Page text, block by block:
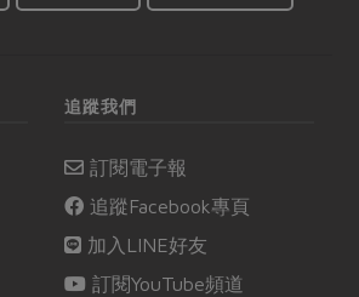
追蹤我們
訂閱電子報
追蹤Facebook專頁
加入LINE好友
訂閱YouTube頻道